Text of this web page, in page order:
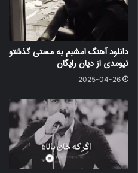
دانلود آهنگ امشبم به مستی گذشتو
نیومدی از دیان رایگان
2025-04-26